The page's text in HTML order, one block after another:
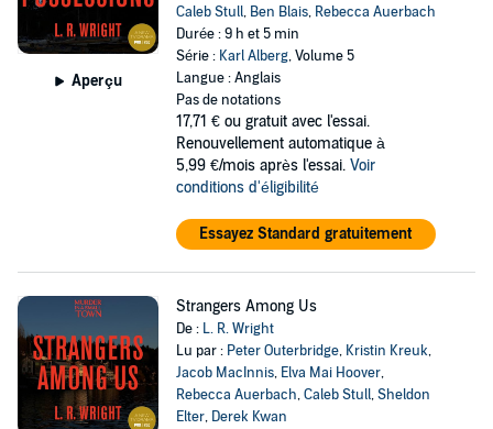
Aperçu
Caleb Stull, Ben Blais, Rebecca Auerbach
Durée : 9 h et 5 min
Série : Karl Alberg, Volume 5
Langue : Anglais
Pas de notations
17,71 € ou gratuit avec l'essai.
Renouvellement automatique à
5,99 €/mois après l'essai. Voir
conditions d'éligibilité
Essayez Standard gratuitement
Strangers Among Us
De : L. R. Wright
Lu par : Peter Outerbridge, Kristin Kreuk,
Jacob MacInnis, Elva Mai Hoover,
Rebecca Auerbach,Caleb Stull,Sheldon
Elter, Derek Kwan